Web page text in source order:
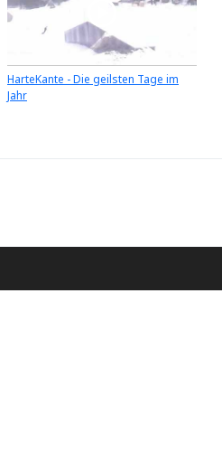
HarteKante - Die geilsten Tage im
Jahr